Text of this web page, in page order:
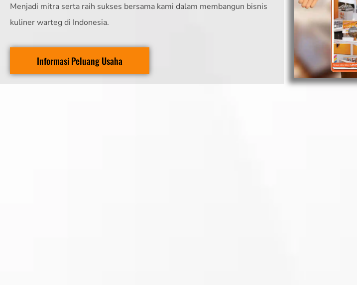
Menjadi mitra serta raih sukses bersama kami dalam membangun bisnis
kuliner warteg di Indonesia.
Informasi Peluang Usaha